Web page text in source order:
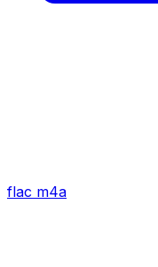
flac m4a